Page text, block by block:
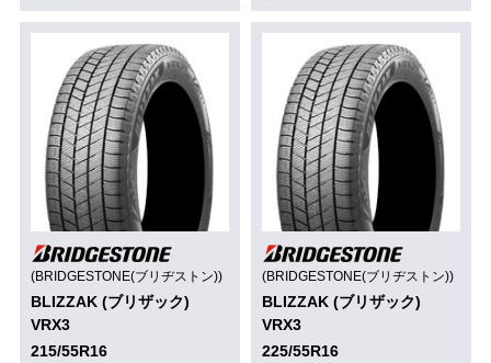
(BRIDGESTONE(ブリヂストン))
BLIZZAK (ブリザック)
VRX3
215/55R16
(BRIDGESTONE(ブリヂストン))
BLIZZAK (ブリザック)
VRX3
225/55R16